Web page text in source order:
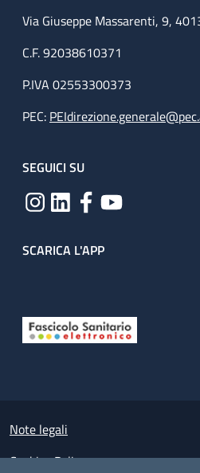
Via Giuseppe Massarenti, 9,
C.F. 92038610371
P.IVA 02553300373
PEC:
SEGUICI SU
SCARICA L'APP
Small prints
Note legali
Cookies Policy